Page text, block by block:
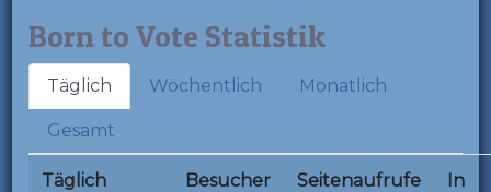
Born to Vote Statistik
Täglich Wöchentlich Monatlich
Gesamt
Täglich Besucher Seitenaufrufe In